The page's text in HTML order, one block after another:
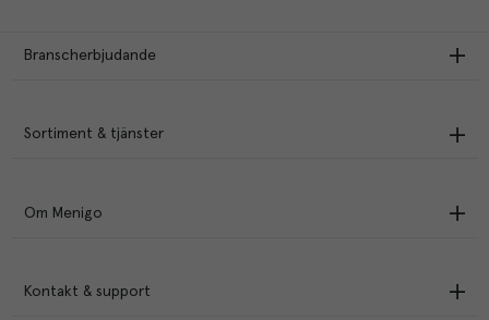
Branscherbjudande
Sortiment & tjänster
Om Menigo
Kontakt & support